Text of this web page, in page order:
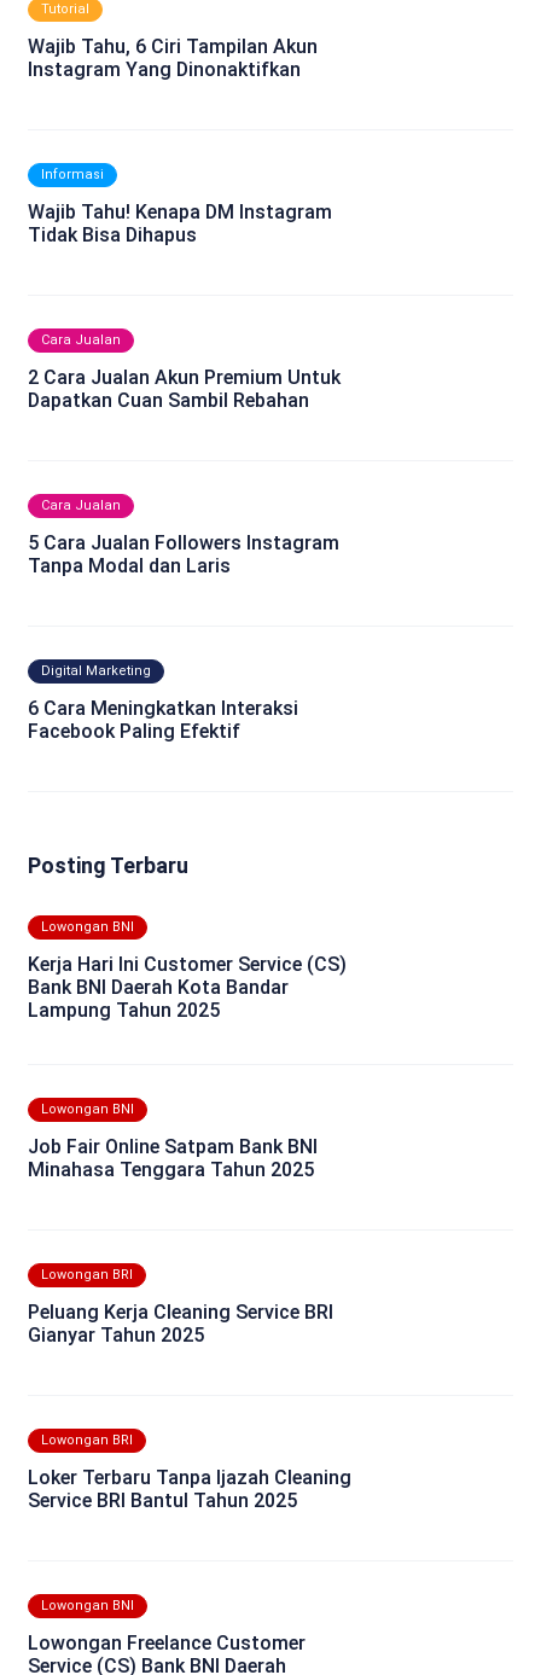
Tutorial
Wajib Tahu, 6 Ciri Tampilan Akun
Instagram Yang Dinonaktifkan
Informasi
Wajib Tahu! Kenapa DM Instagram
Tidak Bisa Dihapus
Cara Jualan
2 Cara Jualan Akun Premium Untuk
Dapatkan Cuan Sambil Rebahan
Cara Jualan
5 Cara Jualan Followers Instagram
Tanpa Modal dan Laris
Digital Marketing
6 Cara Meningkatkan Interaksi
Facebook Paling Efektif
Posting Terbaru
Lowongan BNI
Kerja Hari Ini Customer Service (CS)
Bank BNI Daerah Kota Bandar
Lampung Tahun 2025
Lowongan BNI
Job Fair Online Satpam Bank BNI
Minahasa Tenggara Tahun 2025
Lowongan BRI
Peluang Kerja Cleaning Service BRI
Gianyar Tahun 2025
Lowongan BRI
Loker Terbaru Tanpa Ijazah Cleaning
Service BRI Bantul Tahun 2025
Lowongan BNI
Lowongan Freelance Customer
Service (CS) Bank BNI Daerah